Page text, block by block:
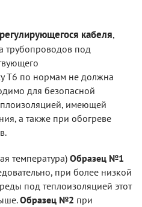
кабеля,
трубопроводов под
Т6 по нормам не должна
для безопасной
имеющей
а также при обогреве
температура) Образец №1
при более низкой
под теплоизоляцией этот
Образец №2 при